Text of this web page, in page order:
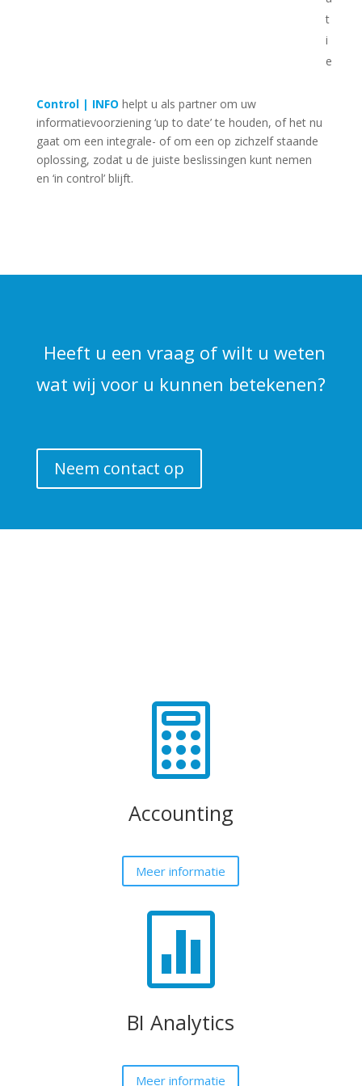
t
i
e
Control | INFO helpt u als partner om uw
informatievoorziening ‘up to date’ te houden, of het nu
gaat om een integrale- of om een op zichzelf staande
oplossing, zodat u de juiste beslissingen kunt nemen
en ‘in control’ blijft.
Heeft u een vraag of wilt u weten
wat wij voor u kunnen betekenen?
Neem contact op

Accounting
Meer informatie

BI Analytics
Meer informatie